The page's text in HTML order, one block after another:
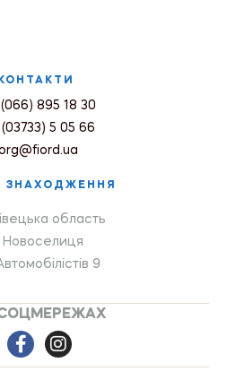
КОНТАКТИ
895 18 30
5 05 66
ЗНАХОДЖЕННЯ
область
Новоселиця
9